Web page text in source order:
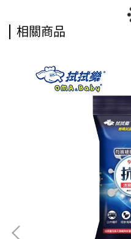
相關商品